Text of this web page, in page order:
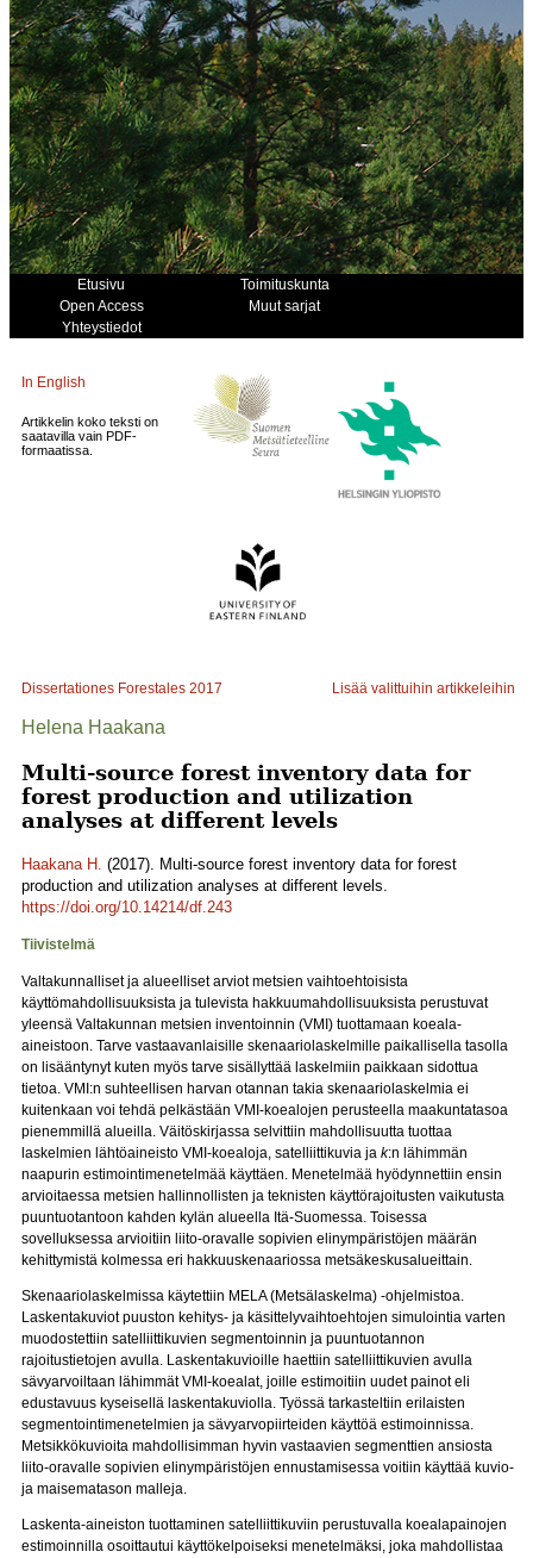
Etusivu
Toimituskunta
Open Access
Muut sarjat
Yhteystiedot
In English
Artikkelin koko teksti on
saatavilla vain PDF-
formaatissa.
Dissertationes Forestales 2017 Lisää valittuihin artikkeleihin
Helena Haakana
Multi-source forest inventory data for
forest production and utilization
analyses at different levels
Haakana H. (2017). Multi-source forest inventory data for forest
production and utilization analyses at different levels.
https://doi.org/10.14214/df.243
Tiivistelmä
Valtakunnalliset ja alueelliset arviot metsien vaihtoehtoisista
käyttömahdollisuuksista ja tulevista hakkuumahdollisuuksista perustuvat
yleensä Valtakunnan metsien inventoinnin (VMI) tuottamaan koeala-
aineistoon. Tarve vastaavanlaisille skenaariolaskelmille paikallisella tasolla
on lisääntynyt kuten myös tarve sisällyttää laskelmiin paikkaan sidottua
tietoa. VMI:n suhteellisen harvan otannan takia skenaariolaskelmia ei
kuitenkaan voi tehdä pelkästään VMI-koealojen perusteella maakuntatasoa
pienemmillä alueilla. Väitöskirjassa selvittiin mahdollisuutta tuottaa
laskelmien lähtöaineisto VMI-koealoja, satelliittikuvia ja k:n lähimmän
naapurin estimointimenetelmää käyttäen. Menetelmää hyödynnettiin ensin
arvioitaessa metsien hallinnollisten ja teknisten käyttörajoitusten vaikutusta
puuntuotantoon kahden kylän alueella Itä-Suomessa. Toisessa
sovelluksessa arvioitiin liito-oravalle sopivien elinympäristöjen määrän
kehittymistä kolmessa eri hakkuuskenaariossa metsäkeskusalueittain.
Skenaariolaskelmissa käytettiin MELA (Metsälaskelma) -ohjelmistoa.
Laskentakuviot puuston kehitys- ja käsittelyvaihtoehtojen simulointia varten
muodostettiin satelliittikuvien segmentoinnin ja puuntuotannon
rajoitustietojen avulla. Laskentakuvioille haettiin satelliittikuvien avulla
sävyarvoiltaan lähimmät VMI-koealat, joille estimoitiin uudet painot eli
edustavuus kyseisellä laskentakuviolla. Työssä tarkasteltiin erilaisten
segmentointimenetelmien ja sävyarvopiirteiden käyttöä estimoinnissa.
Metsikkökuvioita mahdollisimman hyvin vastaavien segmenttien ansiosta
liito-oravalle sopivien elinympäristöjen ennustamisessa voitiin käyttää kuvio-
ja maisematason malleja.
Laskenta-aineiston tuottaminen satelliittikuviin perustuvalla koealapainojen
estimoinnilla osoittautui käyttökelpoiseksi menetelmäksi, joka mahdollistaa